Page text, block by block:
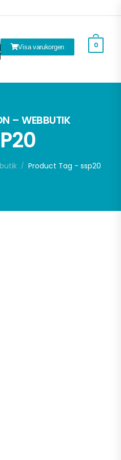
Visa varukorgen 0
– WEBBUTIK
/ Product Tag - ssp20